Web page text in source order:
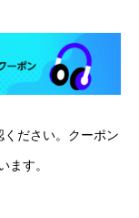
ださい。クーポン
ます。